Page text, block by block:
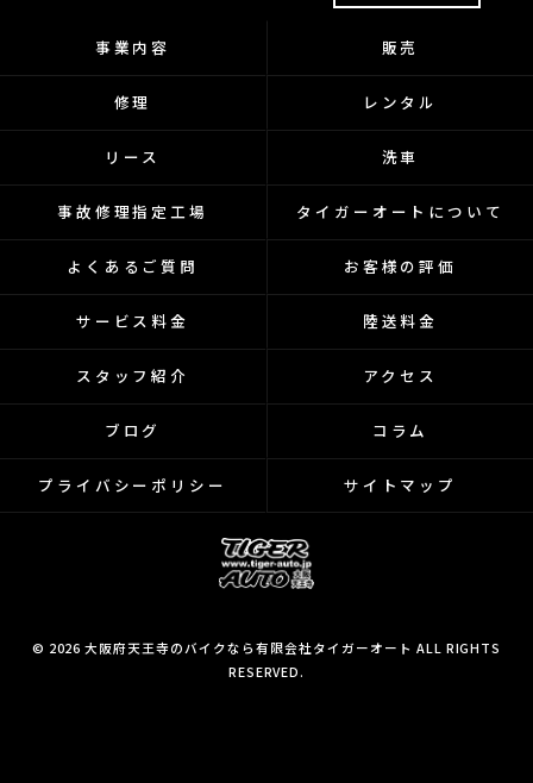
事業内容 販売
修理 レンタル
リース 洗車
事故修理指定工場 タイガーオートについて
よくあるご質問 お客様の評価
サービス料金 陸送料金
スタッフ紹介 アクセス
ブログ コラム
プライバシーポリシー サイトマップ
© 2026 大阪府天王寺のバイクなら有限会社タイガーオート ALL RIGHTS
RESERVED.